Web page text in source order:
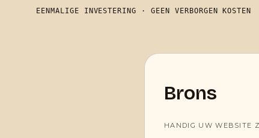
EENMALIGE INVESTERING · GEEN VERBORGEN KOSTEN
Brons
HANDIG UW WEBSITE